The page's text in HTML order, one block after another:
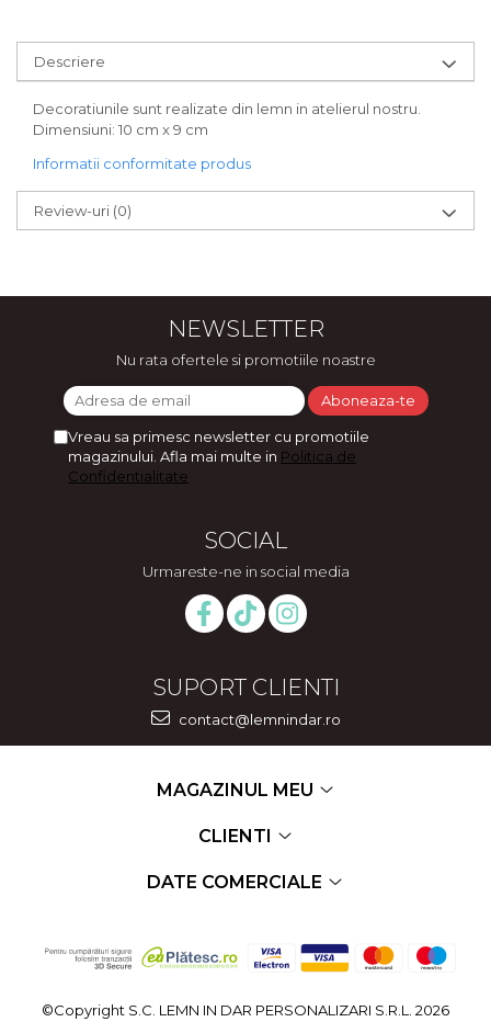
CERCEI ZAMAC
Ateliere - planse cu nisip colorat
Descriere
Decoratiunile sunt realizate din lemn in atelierul nostru.
Dimensiuni: 10 cm x 9 cm
Informatii conformitate produs
Review-uri (0)
NEWSLETTER
Nu rata ofertele si promotiile noastre
Vreau sa primesc newsletter cu promotiile
magazinului. Afla mai multe in Politica de
Confidentialitate
SOCIAL
Urmareste-ne in social media
SUPORT CLIENTI
contact@lemnindar.ro
MAGAZINUL MEU
CLIENTI
DATE COMERCIALE
©Copyright S.C. LEMN IN DAR PERSONALIZARI S.R.L. 2026